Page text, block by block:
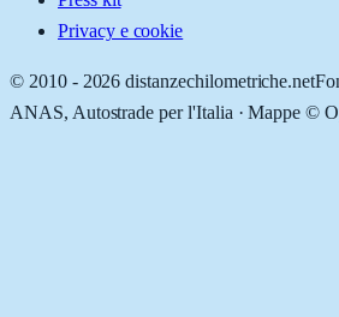
Privacy e cookie
© 2010 - 2026 distanzechilometriche.net
ANAS, Autostrade per l'Italia · Mappe ©